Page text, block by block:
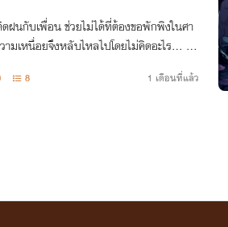
ดฝนกับเพื่อน ช่วยไม่ได้ที่ต้องขอพักพิงในศา
มเหนื่อยจึงหลับไหลไปโดยไม่คิดอะไร... แต่
8 1 เดือนที่แล้ว